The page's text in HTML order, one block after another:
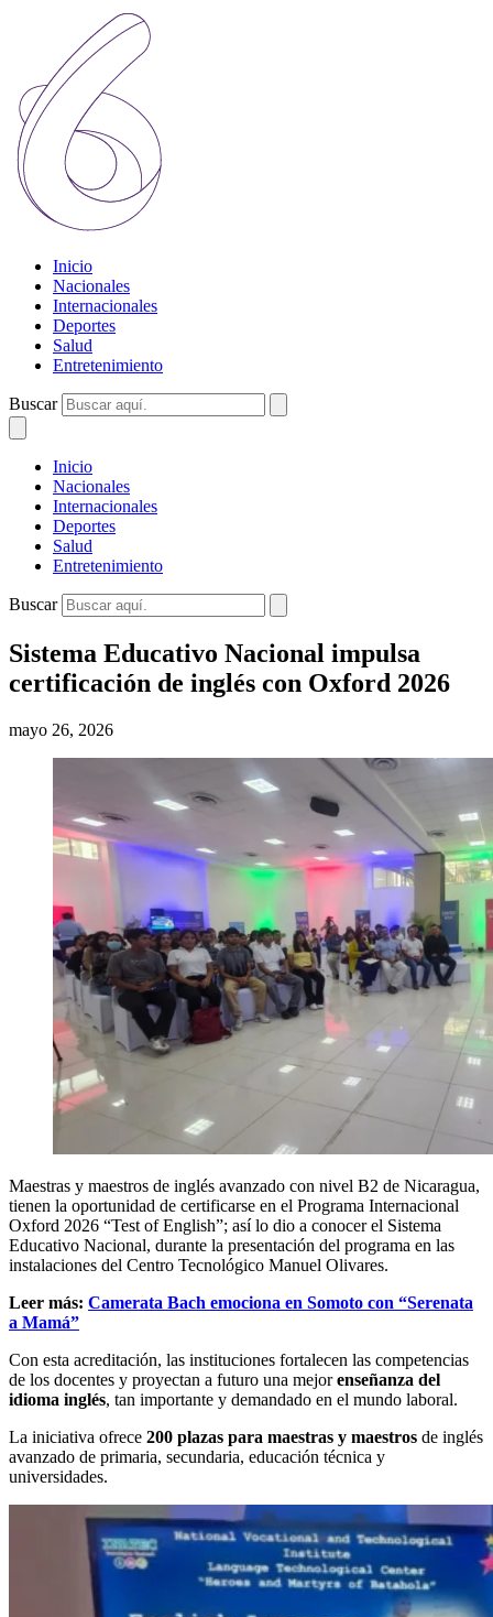
Inicio
Nacionales
Internacionales
Deportes
Salud
Entretenimiento
Buscar
Inicio
Nacionales
Internacionales
Deportes
Salud
Entretenimiento
Buscar
Sistema Educativo Nacional impulsa
certificación de inglés con Oxford 2026
mayo 26, 2026
Maestras y maestros de inglés avanzado con nivel B2 de Nicaragua,
tienen la oportunidad de certificarse en el Programa Internacional
Oxford 2026 “Test of English”; así lo dio a conocer el Sistema
Educativo Nacional, durante la presentación del programa en las
instalaciones del Centro Tecnológico Manuel Olivares.
Leer más: Camerata Bach emociona en Somoto con “Serenata
a Mamá”
Con esta acreditación, las instituciones fortalecen las competencias
de los docentes y proyectan a futuro una mejorenseñanza del
idioma inglés, tan importante y demandado en el mundo laboral.
La iniciativa ofrece 200 plazas para maestras y maestros de inglés
avanzado de primaria, secundaria, educación técnica y
universidades.